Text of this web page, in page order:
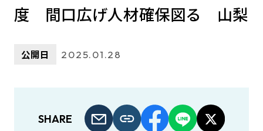
度 間口広げ人材確保図る 山梨
公開日 2025.01.28
SHARE